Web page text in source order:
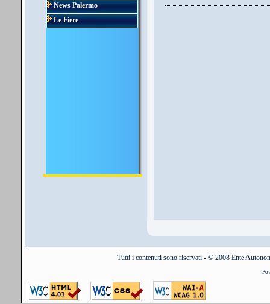
News Palermo
Le Fiere
Tutti i contenuti sono riservati - © 2008 Ente